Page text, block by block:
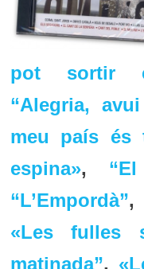
pot sortir
“Alegria,
meu país és
espina»,
“L’Empordà”
«Les fulles
matinada”,